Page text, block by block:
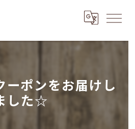
ーポンをお届けし
した☆